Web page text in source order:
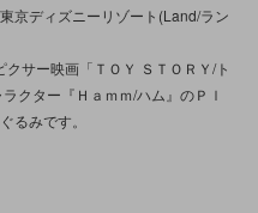
京ディズニーリゾート(Land/ラン
サー映画「ＴＯＹ ＳＴＯＲＹ/ト
クター『Ｈａｍｍ/ハム』のＰｌ
るみです。